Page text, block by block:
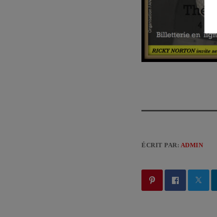
ÉCRIT PAR: ADMIN